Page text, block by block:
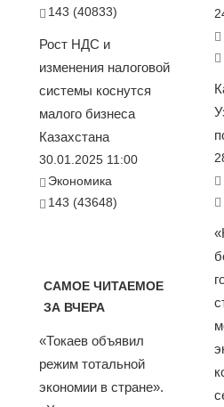
143 (40833)
Рост НДС и
изменения налоговой
системы коснутся
малого бизнеса
Казахстана
30.01.2025 11:00
Экономика
143 (43648)
САМОЕ ЧИТАЕМОЕ
ЗА ВЧЕРА
«Токаев объявил
режим тотальной
экономии в стране».